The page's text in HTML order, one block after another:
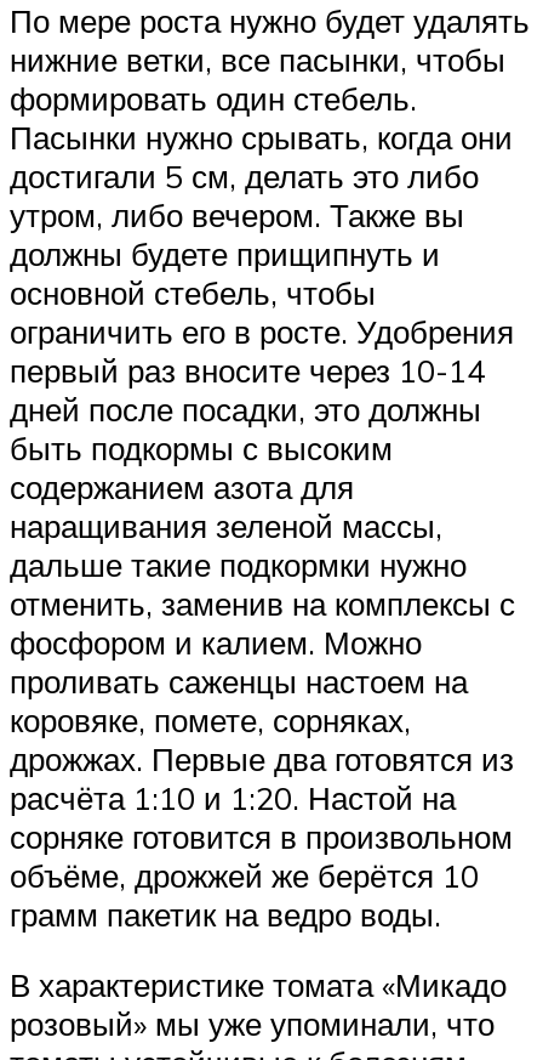
По мере роста нужно будет удалять
нижние ветки, все пасынки, чтобы
формировать один стебель.
Пасынки нужно срывать, когда они
достигали 5 см, делать это либо
утром, либо вечером. Также вы
должны будете прищипнуть и
основной стебель, чтобы
ограничить его в росте. Удобрения
первый раз вносите через 10-14
дней после посадки, это должны
быть подкормы с высоким
содержанием азота для
наращивания зеленой массы,
дальше такие подкормки нужно
отменить, заменив на комплексы с
фосфором и калием. Можно
проливать саженцы настоем на
коровяке, помете, сорняках,
дрожжах. Первые два готовятся из
расчёта 1:10 и 1:20. Настой на
сорняке готовится в произвольном
объёме, дрожжей же берётся 10
грамм пакетик на ведро воды.
В характеристике томата «Микадо
розовый» мы уже упоминали, что